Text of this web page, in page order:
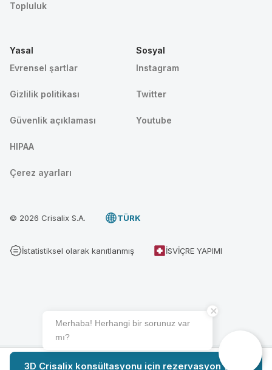
3D Crisalix konsültasyonu için rezervasyon yapın
Topluluk
Yasal
Evrensel şartlar
Gizlilik politikası
Güvenlik açıklaması
HIPAA
Çerez ayarları
Sosyal
Instagram
Twitter
Youtube
© 2026 Crisalix S.A. TÜRK
İstatistiksel olarak kanıtlanmış İSVIÇRE YAPIMI
Merhaba! Herhangi bir sorunuz var
mı?